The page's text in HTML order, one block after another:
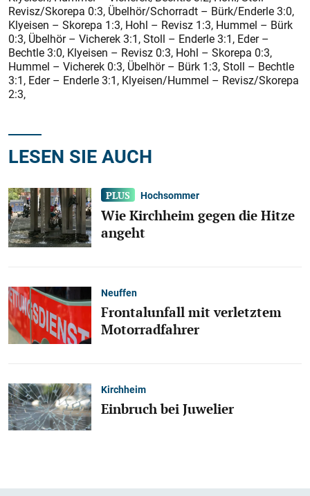
Revisz/Skorepa 0:3, Übelhör/Schorradt – Bürk/Enderle 3:0,
Klyeisen – Skorepa 1:3, Hohl – Revisz 1:3, Hummel – Bürk
0:3, Übelhör – Vicherek 3:1, Stoll – Enderle 3:1, Eder –
Bechtle 3:0, Klyeisen – Revisz 0:3, Hohl – Skorepa 0:3,
Hummel – Vicherek 0:3, Übelhör – Bürk 1:3, Stoll – Bechtle
3:1, Eder – Enderle 3:1, Klyeisen/Hummel – Revisz/Skorepa
2:3,
LESEN SIE AUCH
Hochsommer
Wie Kirchheim gegen die Hitze
angeht
Neuffen
Frontalunfall mit verletztem
Motorradfahrer
Kirchheim
Einbruch bei Juwelier